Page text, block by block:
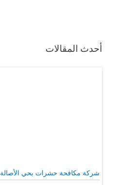
أحدث المقالات
شركة مكافحة حشرات بحي الأصالة